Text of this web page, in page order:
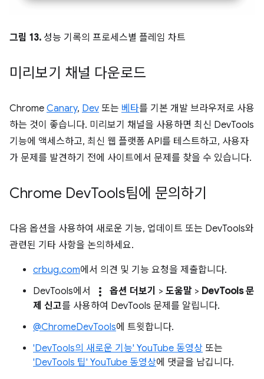
그림 13. 성능 기록의 프로세스별 플레임 차트
미리보기 채널 다운로드
Chrome Canary, Dev 또는 베타를 기본 개발 브라우저로 사용
하는 것이 좋습니다. 미리보기 채널을 사용하면 최신 DevTools
기능에 액세스하고, 최신 웹 플랫폼 API를 테스트하고, 사용자
가 문제를 발견하기 전에 사이트에서 문제를 찾을 수 있습니다.
Chrome DevTools팀에 문의하기
다음 옵션을 사용하여 새로운 기능, 업데이트 또는 DevTools와
관련된 기타 사항을 논의하세요.
crbug.com에서 의견 및 기능 요청을 제출합니다.
DevTools에서
more_vert 옵션 더보기 > 도움말 > DevTools 문
제 신고를 사용하여 DevTools 문제를 알립니다.
@ChromeDevTools에 트윗합니다.
'DevTools의 새로운 기능' YouTube 동영상 또는
'DevTools 팁' YouTube 동영상에 댓글을 남깁니다.